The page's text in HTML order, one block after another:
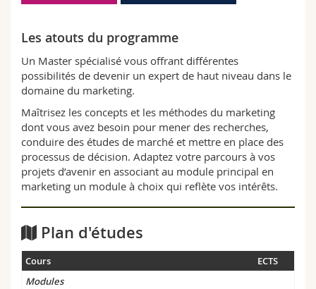
Les atouts du programme
Un Master spécialisé vous offrant différentes
possibilités de devenir un expert de haut niveau dans le
domaine du marketing.
Maîtrisez les concepts et les méthodes du marketing
dont vous avez besoin pour mener des recherches,
conduire des études de marché et mettre en place des
processus de décision. Adaptez votre parcours à vos
projets d’avenir en associant au module principal en
marketing un module à choix qui reflète vos intérêts.
Plan d'études
Cours
ECTS
Modules